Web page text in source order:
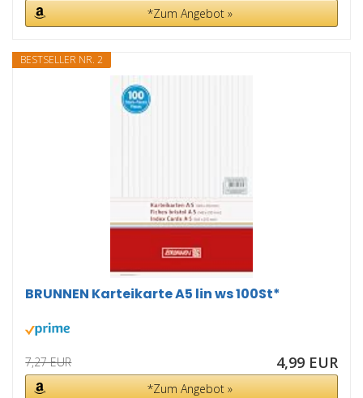
*Zum Angebot »
BESTSELLER NR. 2
BRUNNEN Karteikarte A5 lin ws 100St*
7,27 EUR 4,99 EUR
*Zum Angebot »